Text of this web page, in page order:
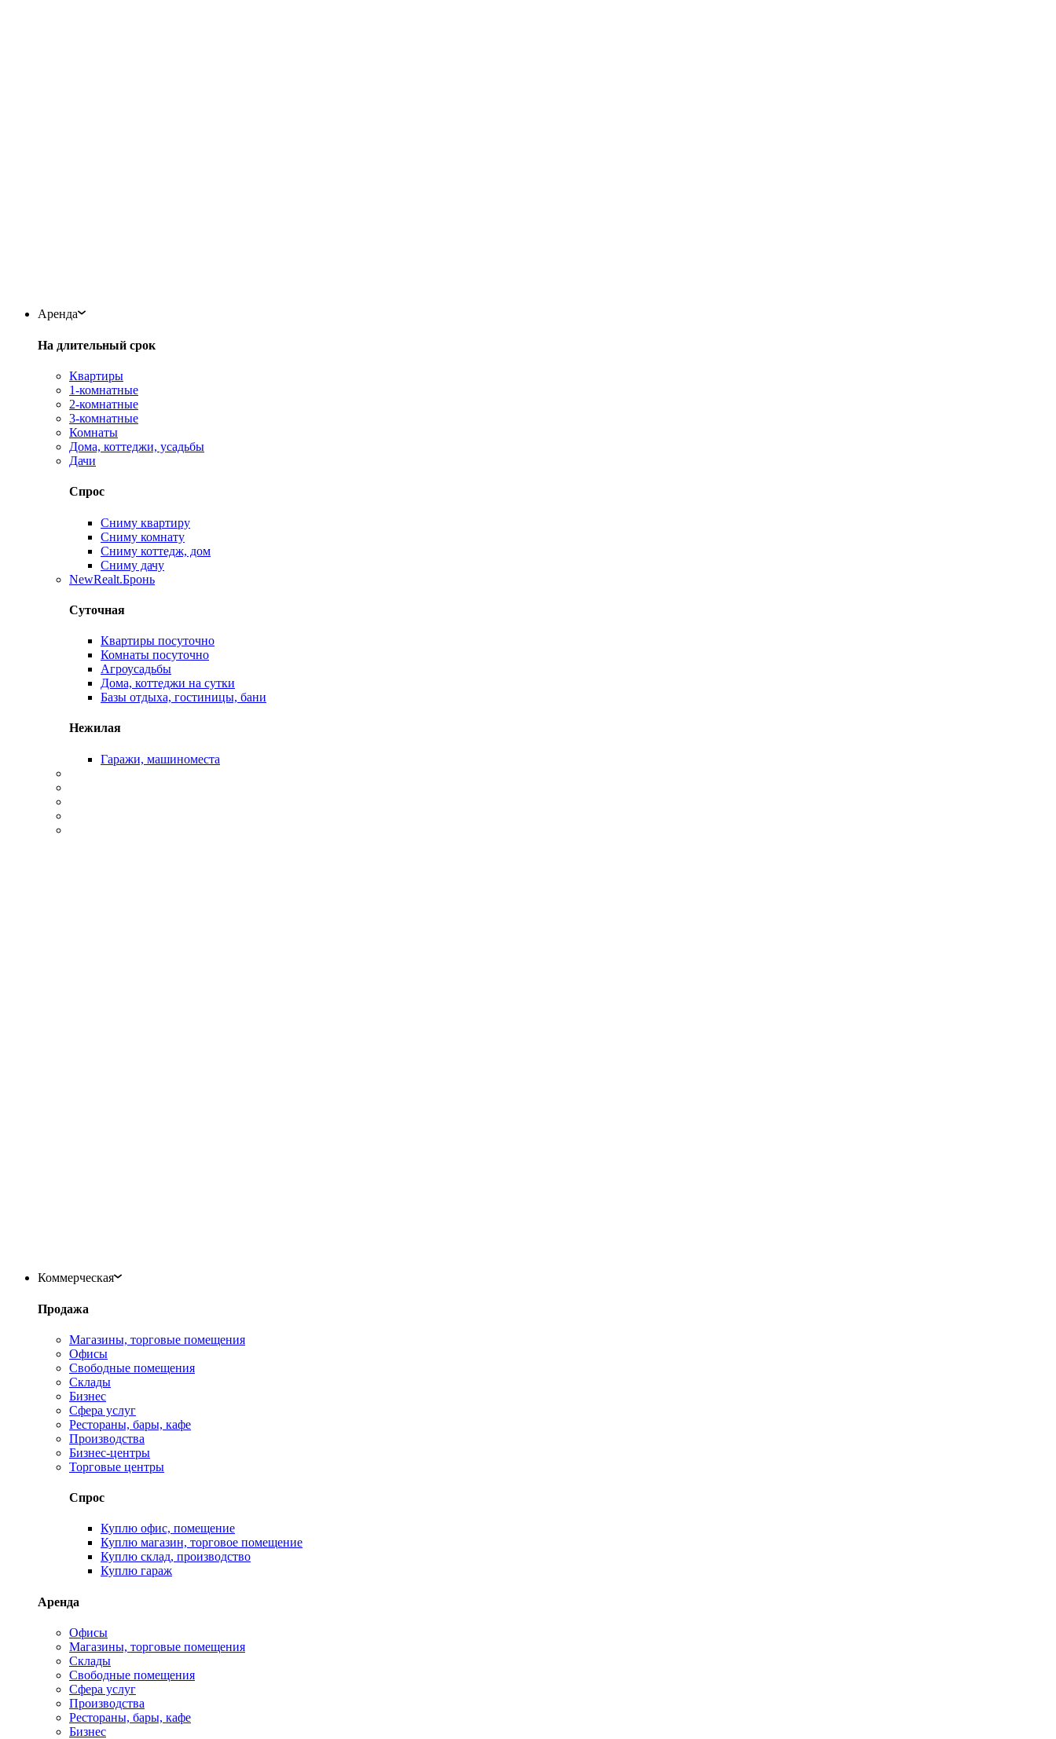
Аренда
На длительный срок
Квартиры
1-комнатные
2-комнатные
3-комнатные
Комнаты
Дома, коттеджи, усадьбы
Дачи
Спрос
Сниму квартиру
Сниму комнату
Сниму коттедж, дом
Сниму дачу
NewRealt.Бронь
Суточная
Квартиры посуточно
Комнаты посуточно
Агроусадьбы
Дома, коттеджи на сутки
Базы отдыха, гостиницы, бани
Нежилая
Гаражи, машиноместа
Коммерческая
Продажа
Магазины, торговые помещения
Офисы
Свободные помещения
Склады
Бизнес
Сфера услуг
Рестораны, бары, кафе
Производства
Бизнес-центры
Торговые центры
Спрос
Куплю офис, помещение
Куплю магазин, торговое помещение
Куплю склад, производство
Куплю гараж
Аренда
Офисы
Магазины, торговые помещения
Склады
Свободные помещения
Сфера услуг
Производства
Рестораны, бары, кафе
Бизнес